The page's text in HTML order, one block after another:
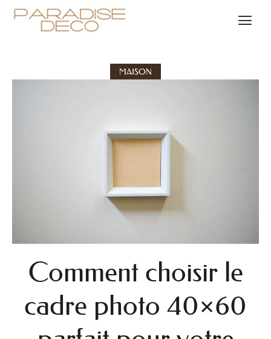
MAISON
Comment choisir le
cadre photo 40×60